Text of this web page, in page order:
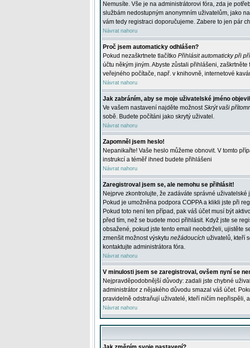
Nemusíte. Vše je na administrátorovi fóra, zda je
službám nedostupným anonymním uživatelům, jako
vám tedy registraci doporučujeme. Zabere to jen pár
Návrat nahoru
Proč jsem automaticky odhlášen?
Pokud nezaškrtnete tlačítko Přihlásit automaticky při
účtu někým jiným. Abyste zůstali přihlášeni,
veřejného počítače, např. v knihovně, internetové
Návrat nahoru
Jak zabráním, aby se moje uživatelské jméno
Ve vašem nastavení najděte možnostSkrýt vaši
sobě. Budete počítáni jako skrytý uživatel.
Návrat nahoru
Zapomněl jsem heslo!
Nepanikařte! Vaše heslo můžeme obnovit. V tomto
instrukcí a téměř ihned budete přihlášeni
Návrat nahoru
Zaregistroval jsem se, ale nemohu se přihlásit!
Nejprve zkontrolujte, že zadáváte správné
Pokud je umožněna podpora COPPA a klikli jste při
Pokud toto není ten případ, pak váš účet musí být
před tím, než se budete moci přihlásit. Když jste se
obsažené, pokud jste tento email neobdrželi, ujistěte
zmenšit možnost výskytu nežádoucích uživatelů, kteří
kontaktujte administrátora fóra.
Návrat nahoru
V minulosti jsem se zaregistroval, ovšem nyní se
Nejpravděpodobnější důvody: zadali jste chybné
administrátor z nějakého důvodu smazal váš účet.
pravidelně odstraňují uživatelé, kteří ničím nepřispěli,
Návrat nahoru